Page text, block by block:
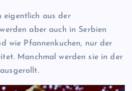
eigentlich aus der
aber auch in Serbien
wie Pfannenkuchen, nur der
Manchmal werden sie in der